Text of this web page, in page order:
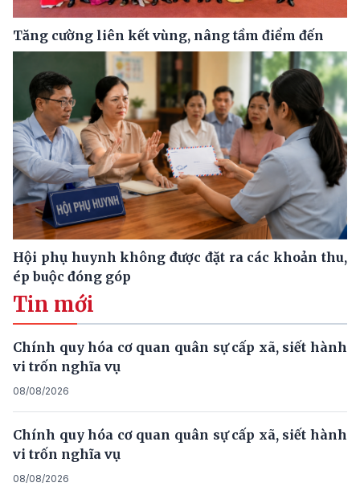
Tăng cường liên kết vùng, nâng tầm điểm đến
Hội phụ huynh không được đặt ra các khoản thu,
ép buộc đóng góp
Tin mới
Chính quy hóa cơ quan quân sự cấp xã, siết hành
vi trốn nghĩa vụ
08/08/2026
Chính quy hóa cơ quan quân sự cấp xã, siết hành
vi trốn nghĩa vụ
08/08/2026